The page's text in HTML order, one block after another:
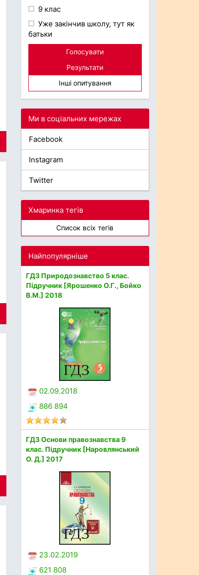
9 клас
Уже закінчив школу, тут як
батьки
Голосувати
Результати
Інші опитування
Ми в соціальних мережах
Facebook
Instagram
Twitter
Хмаринка тегів
Список всіх тегів
Найпопулярніше
ГДЗ Природознавство 5 клас.
Підручник [Ярошенко О.Г., Бойко
В.М.] 2018
02.09.2018
886 894
ГДЗ Основи правознавства 9
клас. Підручник [Наровлянський
О. Д.] 2017
23.02.2019
621 808